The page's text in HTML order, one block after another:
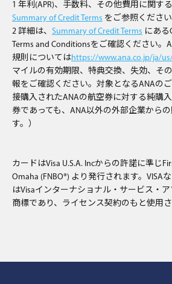
1 年利(APR)、手数料、その他費用に関す
Summary of Credit Terms をご参照ください
2 詳細は、 Summary of Credit Terms にある
Terms and Conditionsをご確認ください。
規則についてはhttps://www.ana.co.jp/ja/
マイルの有効期限、特典交換、失効、そ
報をご確認ください。対象となるANAの
接購⼊されたANAの航空券に対する純購
券であっても、ANA以外の外部企業から
す。）
カードはVisa U.S.A. Incからの許諾に準じ
Omaha (FNBO®) より発行されます。VISAな
はVisaインターナショナル・サービス・
商標であり、ライセンス契約のもと使用さ